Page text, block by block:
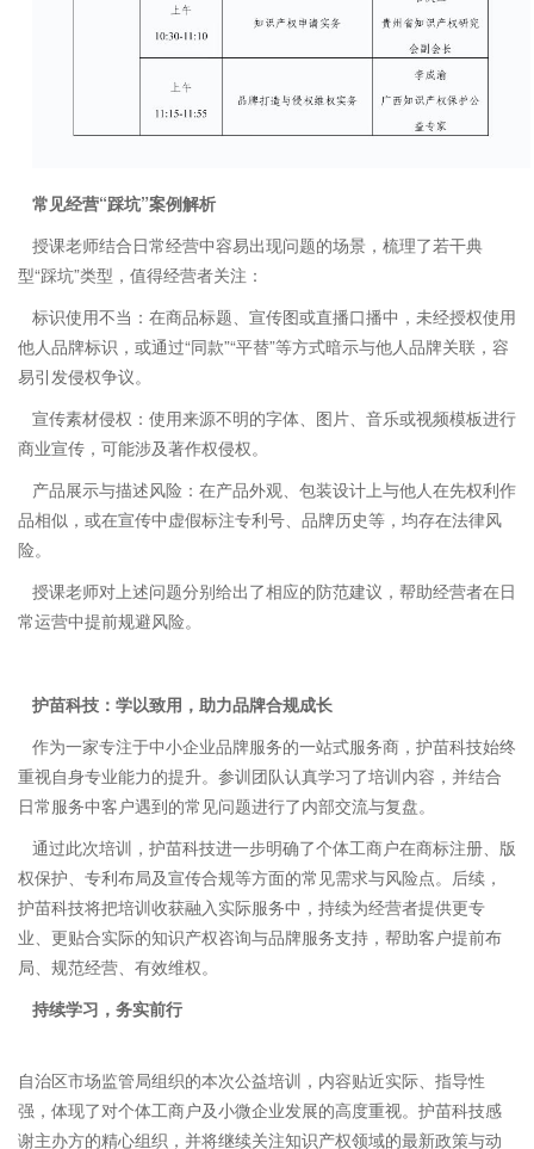
常见经营“踩坑”案例解析
授课老师结合日常经营中容易出现问题的场景，梳理了若干典
型“踩坑”类型，值得经营者关注：
标识使用不当：在商品标题、宣传图或直播口播中，未经授权使用
他人品牌标识，或通过“同款”“平替”等方式暗示与他人品牌关联，容
易引发侵权争议。
宣传素材侵权：使用来源不明的字体、图片、音乐或视频模板进行
商业宣传，可能涉及著作权侵权。
产品展示与描述风险：在产品外观、包装设计上与他人在先权利作
品相似，或在宣传中虚假标注专利号、品牌历史等，均存在法律风
险。
授课老师对上述问题分别给出了相应的防范建议，帮助经营者在日
常运营中提前规避风险。
护苗科技：学以致用，助力品牌合规成长
作为一家专注于中小企业品牌服务的一站式服务商，护苗科技始终
重视自身专业能力的提升。参训团队认真学习了培训内容，并结合
日常服务中客户遇到的常见问题进行了内部交流与复盘。
通过此次培训，护苗科技进一步明确了个体工商户在商标注册、版
权保护、专利布局及宣传合规等方面的常见需求与风险点。后续，
护苗科技将把培训收获融入实际服务中，持续为经营者提供更专
业、更贴合实际的知识产权咨询与品牌服务支持，帮助客户提前布
局、规范经营、有效维权。
持续学习，务实前行
自治区市场监管局组织的本次公益培训，内容贴近实际、指导性
强，体现了对个体工商户及小微企业发展的高度重视。护苗科技感
谢主办方的精心组织，并将继续关注知识产权领域的最新政策与动